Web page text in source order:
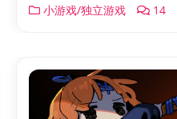
小游戏/独立游戏 14